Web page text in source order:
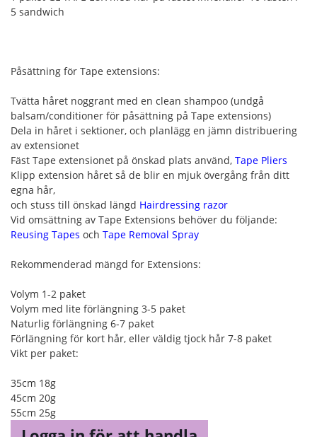
5 sandwich
Påsättning för Tape extensions:
Tvätta håret noggrant med en clean shampoo (undgå
balsam/conditioner för påsättning på Tape extensions)
Dela in håret i sektioner, och planlägg en jämn distribuering
av extensionet
Fäst Tape extensionet på önskad plats använd, Tape Pliers
Klipp extension håret så de blir en mjuk övergång från ditt
egna hår,
och stuss till önskad längd Hairdressing razor
Vid omsättning av Tape Extensions behöver du följande:
Reusing Tapes och Tape Removal Spray
Rekommenderad mängd for Extensions:
Volym 1-2 paket
Volym med lite förlängning 3-5 paket
Naturlig förlängning 6-7 paket
Förlängning för kort hår, eller väldig tjock hår 7-8 paket
Vikt per paket:
35cm 18g
45cm 20g
55cm 25g